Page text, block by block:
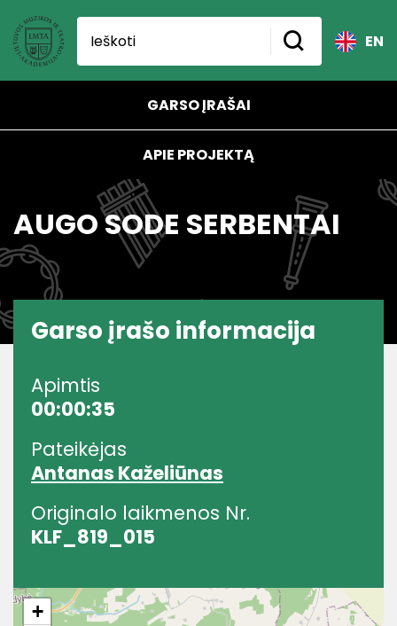
EN
GARSO ĮRAŠAI
APIE PROJEKTĄ
AUGO SODE SERBENTAI
Garso įrašo informacija
Apimtis
00:00:35
Pateikėjas
Antanas Kaželiūnas
Originalo laikmenos Nr.
KLF_819_015
+